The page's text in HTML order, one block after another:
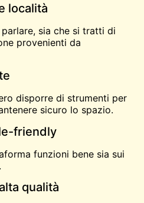
località
sia che si tratti di
provenienti da
disporre di strumenti per
sicuro lo spazio.
friendly
funzioni bene sia sui
qualità